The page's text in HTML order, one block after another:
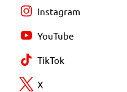
Instagram
YouTube
TikTok
X